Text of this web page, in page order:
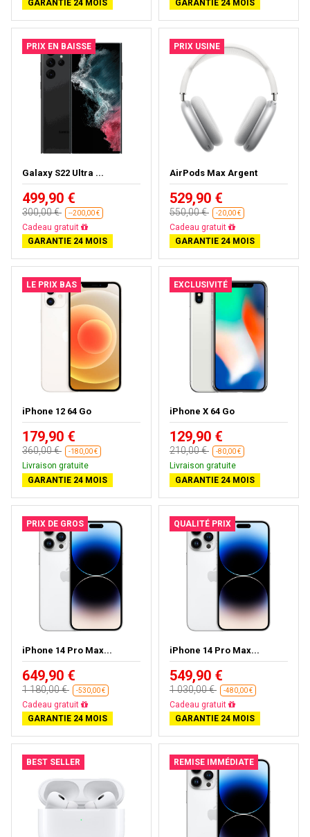
GARANTIE 24 MOIS
GARANTIE 24 MOIS
PRIX EN BAISSE
Galaxy S22 Ultra ...
499,90 €
300,00 € --200,00 €
Cadeau gratuit
GARANTIE 24 MOIS
PRIX USINE
AirPods Max Argent
529,90 €
550,00 € -20,00 €
Cadeau gratuit
GARANTIE 24 MOIS
LE PRIX BAS
iPhone 12 64 Go
179,90 €
360,00 € -180,00 €
Livraison gratuite
GARANTIE 24 MOIS
EXCLUSIVITÉ
iPhone X 64 Go
129,90 €
210,00 € -80,00 €
Livraison gratuite
GARANTIE 24 MOIS
PRIX DE GROS
iPhone 14 Pro Max...
649,90 €
1 180,00 € -530,00 €
Cadeau gratuit
GARANTIE 24 MOIS
QUALITÉ PRIX
iPhone 14 Pro Max...
549,90 €
1 030,00 € -480,00 €
Cadeau gratuit
GARANTIE 24 MOIS
BEST SELLER REMISE IMMÉDIATE